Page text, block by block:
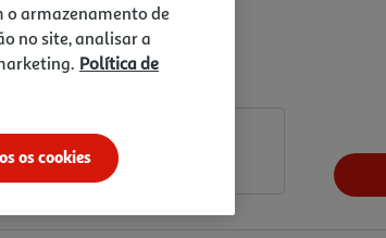
o armazenamento de
no site, analisar a
Política de
os cookies